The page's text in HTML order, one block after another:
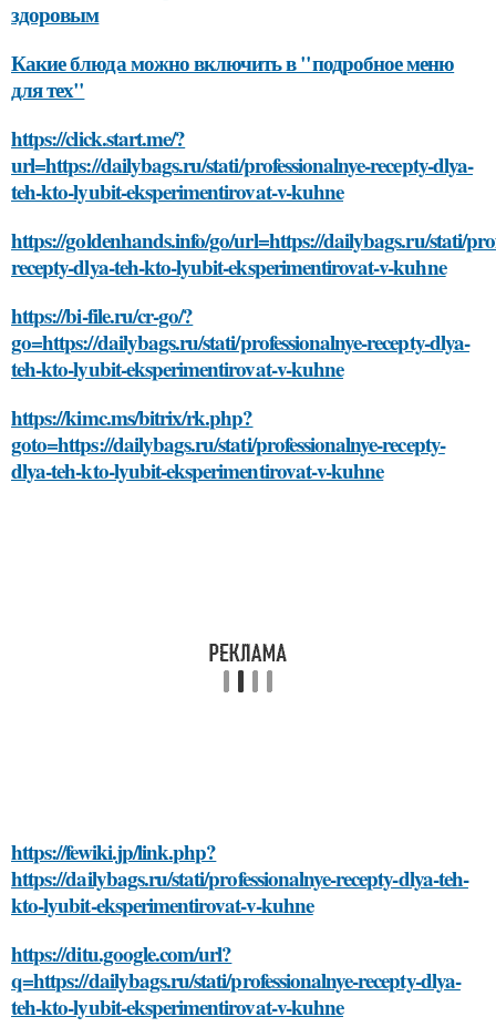
здоровым
Какие блюда можно включить в "подробное меню
для тех"
https://click.start.me/?
url=https://dailybags.ru/stati/professionalnye-recepty-dlya-
teh-kto-lyubit-eksperimentirovat-v-kuhne
https://goldenhands.info/go/url=https://dailybags.ru/stati/
recepty-dlya-teh-kto-lyubit-eksperimentirovat-v-kuhne
https://bi-file.ru/cr-go/?
go=https://dailybags.ru/stati/professionalnye-recepty-dlya-
teh-kto-lyubit-eksperimentirovat-v-kuhne
https://kimc.ms/bitrix/rk.php?
goto=https://dailybags.ru/stati/professionalnye-recepty-
dlya-teh-kto-lyubit-eksperimentirovat-v-kuhne
https://fewiki.jp/link.php?
https://dailybags.ru/stati/professionalnye-recepty-dlya-teh-
kto-lyubit-eksperimentirovat-v-kuhne
https://ditu.google.com/url?
q=https://dailybags.ru/stati/professionalnye-recepty-dlya-
teh-kto-lyubit-eksperimentirovat-v-kuhne